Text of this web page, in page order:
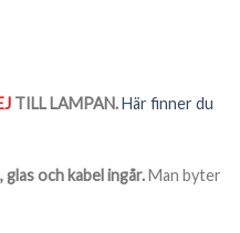
TILL LAMPAN.Här finner du
glas och kabel ingår.Man byter